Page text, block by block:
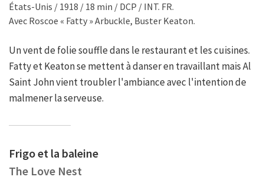
États-Unis / 1918 / 18 min / DCP / INT. FR.
Avec Roscoe « Fatty » Arbuckle, Buster Keaton.
Un vent de folie souffle dans le restaurant et les cuisines.
Fatty et Keaton se mettent à danser en travaillant mais Al
Saint John vient troubler l'ambiance avec l'intention de
malmener la serveuse.
Frigo et la baleine
The Love Nest